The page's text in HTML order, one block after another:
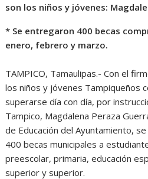
son los niños y jóvenes:
* Se entregaron 400 becas
enero, febrero y marzo.
TAMPICO, Tamaulipas.- Con el
los niños y jóvenes Tampiqueños
superarse día con día, por
Tampico, Magdalena Peraza
de Educación del Ayuntamiento,
400 becas municipales a
preescolar, primaria, educación
superior y superior.